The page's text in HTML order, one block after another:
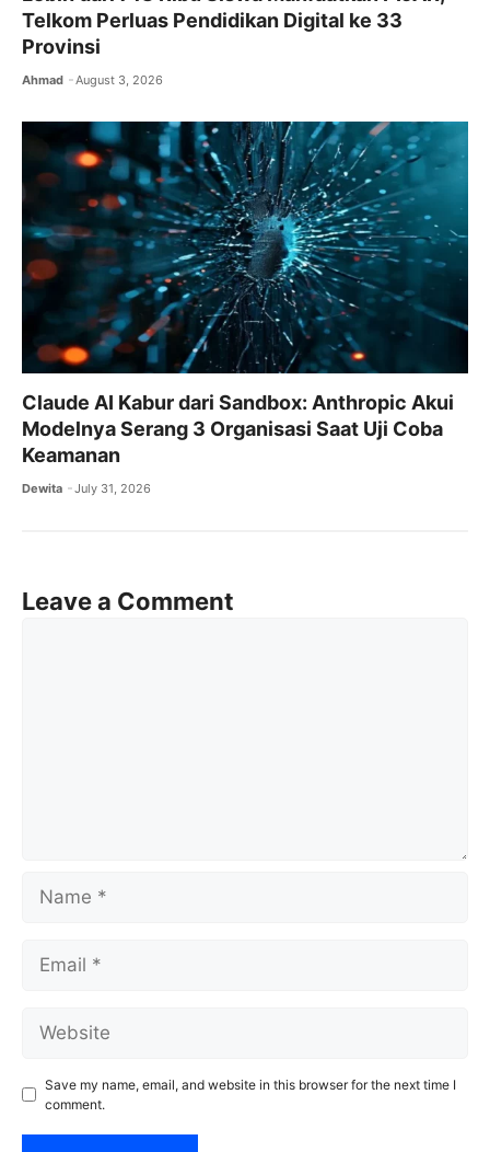
Telkom Perluas Pendidikan Digital ke 33
Provinsi
Ahmad August 3, 2026
Claude AI Kabur dari Sandbox: Anthropic Akui
Modelnya Serang 3 Organisasi Saat Uji Coba
Keamanan
Dewita July 31, 2026
Leave a Comment
Save my name, email, and website in this browser for the next time I
comment.